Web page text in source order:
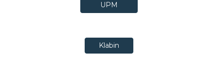
UPM
Klabin